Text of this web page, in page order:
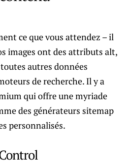
ce que vous attendez – il
images ont des attributs alt,
autres données
de recherche. Il y a
qui offre une myriade
des générateurs sitemap
personnalisés.